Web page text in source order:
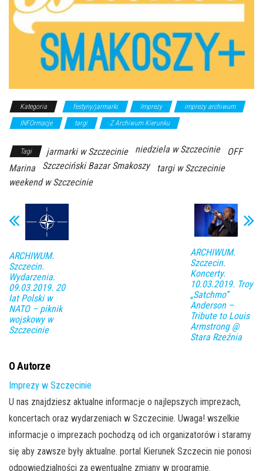
Kategoria festyny/jarmarki Imprezy
imprezy archiwum
INFOrmacje
targi Z Archiwum Kierunku
Tagi jarmarki w Szczecinie niedziela w Szczecinie
OFF
Marina
Szczeciński Bazar Smakoszy
targi w Szczecinie
weekend w Szczecinie
ARCHIWUM.
Szczecin.
Wydarzenia.
09.03.2019. 20
lat Polski w
NATO – piknik
wojskowy w
Szczecinie
ARCHIWUM.
Szczecin.
Koncerty.
10.03.2019. Troy
„Satchmo”
Anderson –
Tribute to Louis
Armstrong @
Stara Rzeźnia
O Autorze
Imprezy w Szczecinie
U nas znajdziesz aktualne informacje o najlepszych imprezach,
koncertach oraz wydarzeniach w Szczecinie. Uwaga! wszelkie
informacje o imprezach pochodzą od ich organizatorów i staramy
się aby zawsze były aktualne. portal Kierunek Szczecin nie ponosi
odpowiedzialności za ewentualne zmiany w programie.